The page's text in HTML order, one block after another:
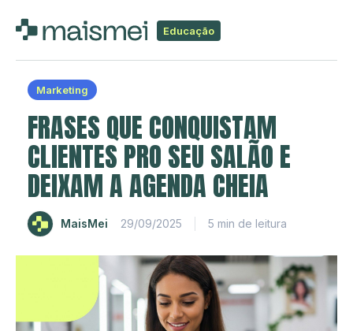
Educação
Marketing
FRASES QUE CONQUISTAM
CLIENTES PRO SEU SALÃO E
DEIXAM A AGENDA CHEIA
MaisMei 29/09/2025 5 min de leitura